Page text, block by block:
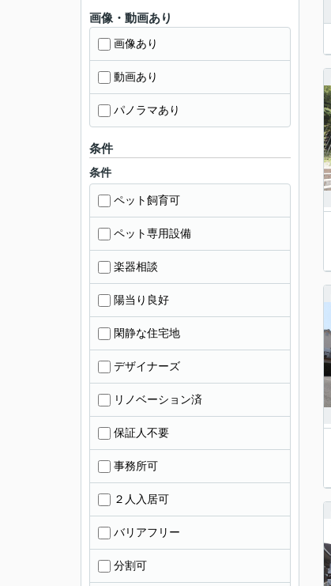
画像・動画あり
画像あり
動画あり
パノラマあり
条件
条件
ペット飼育可
ペット専用設備
楽器相談
陽当り良好
閑静な住宅地
デザイナーズ
リノベーション済
保証人不要
事務所可
２人入居可
バリアフリー
分割可